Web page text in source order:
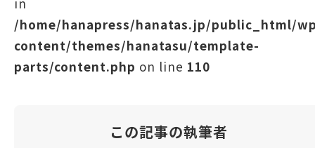
/home/hanapress/hanatas.jp/public_html/
content/themes/hanatasu/template-
parts/content.php on line 110
この記事の執筆者